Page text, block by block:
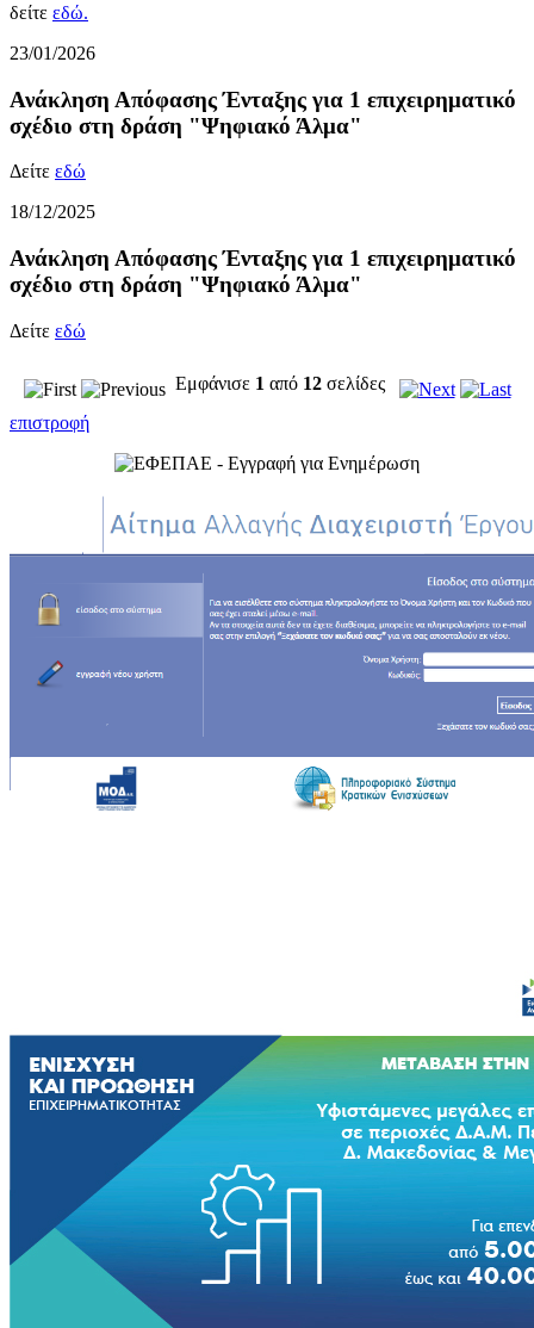
δείτε εδώ.
23/01/2026
Ανάκληση Απόφασης Ένταξης για 1 επιχειρηματικό
σχέδιο στη δράση "Ψηφιακό Άλμα"
Δείτε εδώ
18/12/2025
Ανάκληση Απόφασης Ένταξης για 1 επιχειρηματικό
σχέδιο στη δράση "Ψηφιακό Άλμα"
Δείτε εδώ
Εμφάνισε 1 από 12σελίδες
επιστροφή